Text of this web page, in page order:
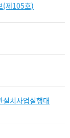
(제105호)
설치사업실행대